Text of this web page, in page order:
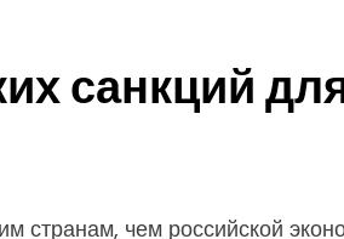
санкций
странам, чем российской